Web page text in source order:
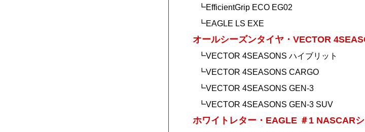
┗EfficientGrip ECO EG02
┗EAGLE LS EXE
オールシーズンタイヤ・VECTOR
┗VECTOR 4SEASONS ハイブリット
┗VECTOR 4SEASONS CARGO
┗VECTOR 4SEASONS GEN-3
┗VECTOR 4SEASONS GEN-3 SUV
ホワイトレター・EAGLE ＃1 NASCAR